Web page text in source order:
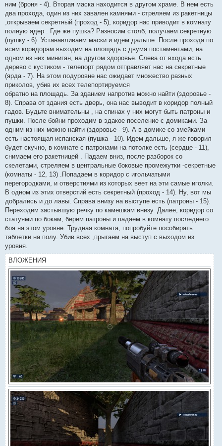
ним (броня - 4). Вторая маска находится в другом храме. В нем есть
два прохода, один из них завален камнями - стреляем из ракетницы
,открываем секретный (проход - 5), коридор нас приводит в комнату
полную ядер . Где же пушка? Разносим столб, получаем секретную
(пушку - 6). Устанавливаем маски и идем дальше. После прохода по
всем коридорам выходим на площадь с двумя постаментами, на
одном из них миниган, на другом здоровье. Слева от входа есть
дерево с кустиком - телепорт рядом отправляет нас на секретные
(ярда - 7). На этом подуровне нас ожидает множество разных
приколов, убив их всех телепортируемся
обратно на площадь. За зданием напротив можно найти (здоровье -
8). Справа от здания есть дверь, она нас выводит в коридор полный
гадов. Будьте внимательны , на спинах у них могут быть патроны и
пушки. После бойни проходим в эдакое поселение с домиками. За
одним из них можно найти (здоровье - 9). А в домике со змейками
есть настоящая испанская (пушка - 10). Идем дальше, я же говорил
будет скучно, в комнате с патронами на потолке есть (сердце - 11),
снимаем его ракетницей . Падаем вниз, после разборок со
скелетами, стреляем в центральные боковые промежутки -секретные
(комнаты - 12, 13) .Попадаем в коридор с игольчатыми
перегородками, и отверстиями из которых веет на эти самые иголки.
В одном из этих отверстий есть секретный (проход - 14). Ну, вот мы
добрались и до лавы. Справа внизу на выступе есть (патроны - 15).
Переходим застывшую речку по камешкам внизу. Далее, коридор со
статуями по бокам, берем патроны и падаем в комнату последнего
боя на этом уровне. Трудная комната, попробуйте пособирать
таблетки на полу. Убив всех ,прыгаем на выступ с выходом из
уровня.
ВЛОЖЕНИЯ